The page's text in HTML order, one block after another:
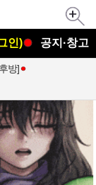
인) 공지·창고
방]